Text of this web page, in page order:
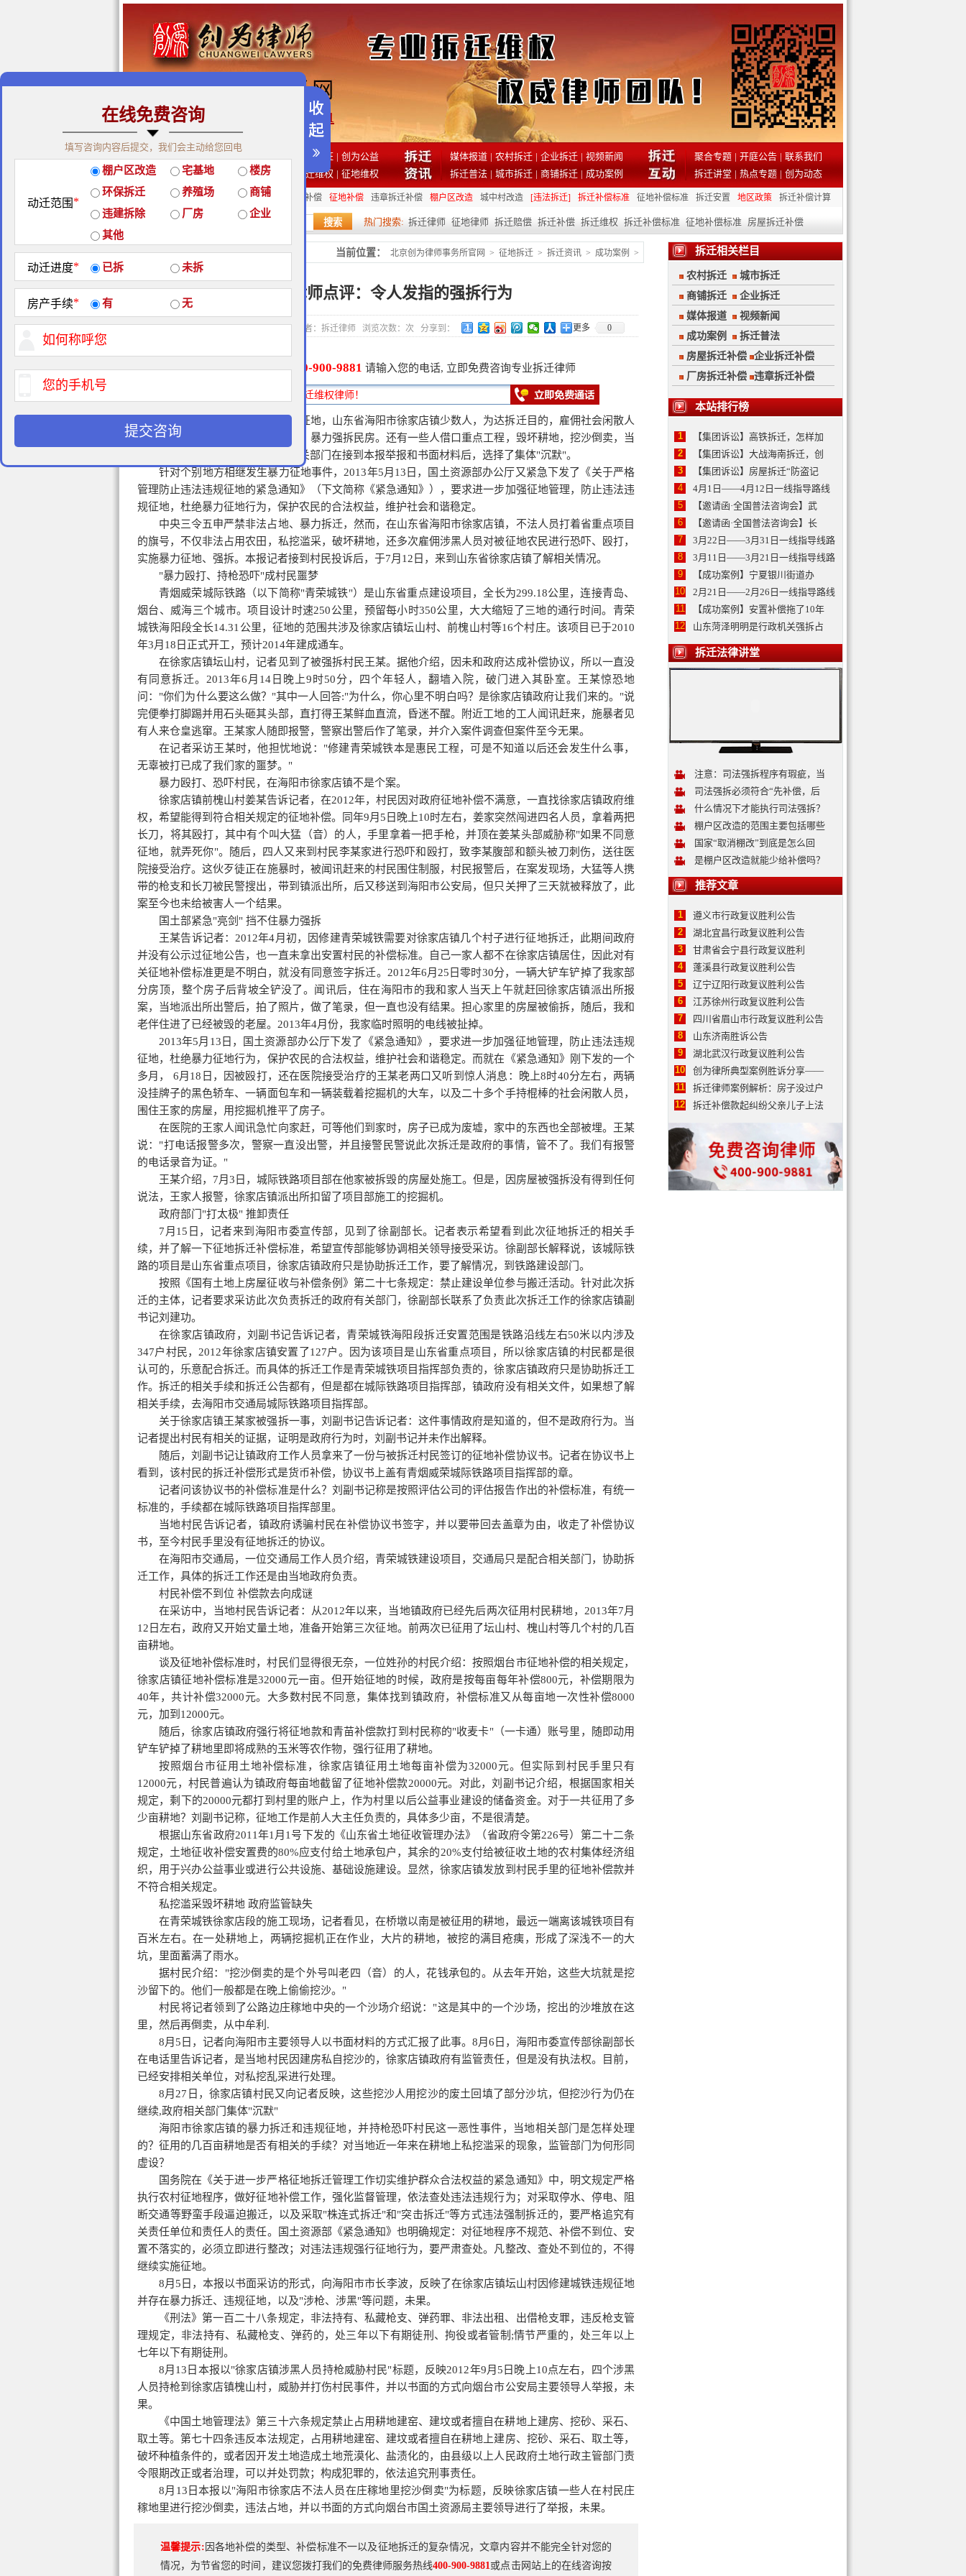
免费咨询热线：400-900-9881
客户见证 | 创为公益
经典案例 | 律师团队 拆迁维权 | 征地维权
媒体报道 | 农村拆迁 | 企业拆迁 | 视频新闻
拆迁普法 | 城市拆迁 | 商铺拆迁 | 成功案例
聚合专题 | 开庭公告 | 联系我们
拆迁讲堂 | 热点专题 | 创为动态
房屋拆迁补偿 企业拆迁补偿 厂房拆迁补偿 征地补偿 违章拆迁补偿 棚户区改造 城中村改造 [违法拆迁] 拆迁补偿标准 征地补偿标准 拆迁安置 地区政策 拆迁补偿计算
站内搜索： 热门搜索: 拆迁律师 征地律师 拆迁赔偿 拆迁补偿 拆迁维权 拆迁补偿标准 征地补偿标准 房屋拆迁补偿
成功案例 当前位置： 北京创为律师事务所官网 > 征地拆迁 > 拆迁资讯 > 成功案例 >
拆迁律师点评：令人发指的强拆行为
2014-11-17 17:54 作者：拆迁律师 浏览次数： 次 分享到： 更多 0
免费法律咨询热线:400-900-9881 请输入您的电话, 立即免费咨询专业拆迁律师
为给省重点铁路项目建设用地征地，山东省海阳市徐家店镇少数人，为达拆迁目的，雇佣社会闲散人
员夜闯民宅，持枪恐吓、殴打村民，暴力强拆民房。还有一些人借口重点工程，毁坏耕地，挖沙倒卖，当
地监管部门视而不见。地方政府有关部门在接到本报举报和书面材料后，选择了集体"沉默"。
针对个别地方相继发生暴力征地事件，2013年5月13日，国土资源部办公厅又紧急下发了《关于严格
管理防止违法违规征地的紧急通知》（下文简称《紧急通知》），要求进一步加强征地管理，防止违法违
规征地，杜绝暴力征地行为，保护农民的合法权益，维护社会和谐稳定。
中央三令五申严禁非法占地、暴力拆迁，然而，在山东省海阳市徐家店镇，不法人员打着省重点项目
的旗号，不仅非法占用农田，私挖滥采，破坏耕地，还多次雇佣涉黑人员对被征地农民进行恐吓、殴打，
实施暴力征地、强拆。本报记者接到村民投诉后，于7月12日，来到山东省徐家店镇了解相关情况。
"暴力殴打、持枪恐吓"成村民噩梦
青烟威荣城际铁路（以下简称"青荣城铁"）是山东省重点建设项目，全长为299.18公里，连接青岛、
烟台、威海三个城市。项目设计时速250公里，预留每小时350公里，大大缩短了三地的通行时间。青荣
城铁海阳段全长14.31公里，征地的范围共涉及徐家店镇坛山村、前槐山村等16个村庄。该项目已于2010
年3月18日正式开工，预计2014年建成通车。
在徐家店镇坛山村，记者见到了被强拆村民王某。据他介绍，因未和政府达成补偿协议，所以一直没
有同意拆迁。2013年6月14日晚上9时50分，四个年轻人，翻墙入院，破门进入其卧室。王某惊恐地
问："你们为什么要这么做？"其中一人回答:"为什么，你心里不明白吗？是徐家店镇政府让我们来的。"说
完便拳打脚踢并用石头砸其头部，直打得王某鲜血直流，昏迷不醒。附近工地的工人闻讯赶来，施暴者见
有人来仓皇逃窜。王某家人随即报警，警察出警后作了笔录，并介入案件调查但案件至今无果。
在记者采访王某时，他担忧地说："修建青荣城铁本是惠民工程，可是不知道以后还会发生什么事，
无辜被打已成了我们家的噩梦。"
暴力殴打、恐吓村民，在海阳市徐家店镇不是个案。
徐家店镇前槐山村姜某告诉记者，在2012年，村民因对政府征地补偿不满意，一直找徐家店镇政府维
权，希望能得到符合相关规定的征地补偿。同年9月5日晚上10时左右，姜家突然闯进四名人员，拿着两把
长刀，将其殴打，其中有个叫大猛（音）的人，手里拿着一把手枪，并顶在姜某头部威胁称"如果不同意
征地，就弄死你"。随后，四人又来到村民李某家进行恐吓和殴打，致李某腹部和额头被刀刺伤，送往医
院接受治疗。这伙歹徒正在施暴时，被闻讯赶来的村民围住制服，村民报警后，在案发现场，大猛等人携
带的枪支和长刀被民警搜出，带到镇派出所，后又移送到海阳市公安局，但只关押了三天就被释放了，此
案至今也未给被害人一个结果。
国土部紧急"亮剑" 挡不住暴力强拆
王某告诉记者：2012年4月初，因修建青荣城铁需要对徐家店镇几个村子进行征地拆迁，此期间政府
并没有公示过征地公告，也一直未拿出安置村民的补偿标准。自己一家人都不在徐家店镇居住，因此对有
关征地补偿标准更是不明白，就没有同意签字拆迁。2012年6月25日零时30分，一辆大铲车铲掉了我家部
分房顶，整个房子后背坡全铲没了。闻讯后，住在海阳市的我和家人当天上午就赶回徐家店镇派出所报
案，当地派出所出警后，拍了照片，做了笔录，但一直也没有结果。担心家里的房屋被偷拆，随后，我和
老伴住进了已经被毁的老屋。2013年4月份，我家临时照明的电线被扯掉。
2013年5月13日，国土资源部办公厅下发了《紧急通知》，要求进一步加强征地管理，防止违法违规
征地，杜绝暴力征地行为，保护农民的合法权益，维护社会和谐稳定。而就在《紧急通知》刚下发的一个
多月， 6月18日，因被殴打，还在医院接受治疗的王某老两口又听到惊人消息：晚上8时40分左右，两辆
没挂牌子的黑色轿车、一辆面包车和一辆装载着挖掘机的大车，以及二十多个手持棍棒的社会闲散人员，
围住王家的房屋，用挖掘机推平了房子。
在医院的王家人闻讯急忙向家赶，可等他们到家时，房子已成为废墟，家中的东西也全部被埋。王某
说："打电话报警多次，警察一直没出警，并且接警民警说此次拆迁是政府的事情，管不了。我们有报警
的电话录音为证。"
王某介绍，7月3日，城际铁路项目部在他家被拆毁的房屋处施工。但是，因房屋被强拆没有得到任何
说法，王家人报警，徐家店镇派出所扣留了项目部施工的挖掘机。
政府部门"打太极" 推卸责任
7月15日，记者来到海阳市委宣传部，见到了徐副部长。记者表示希望看到此次征地拆迁的相关手
续，并了解一下征地拆迁补偿标准，希望宣传部能够协调相关领导接受采访。徐副部长解释说，该城际铁
路的项目是山东省重点项目，徐家店镇政府只是协助拆迁工作，要了解情况，到铁路建设部门。
按照《国有土地上房屋征收与补偿条例》第二十七条规定：禁止建设单位参与搬迁活动。针对此次拆
迁的主体，记者要求采访此次负责拆迁的政府有关部门，徐副部长联系了负责此次拆迁工作的徐家店镇副
书记刘建功。
在徐家店镇政府，刘副书记告诉记者，青荣城铁海阳段拆迁安置范围是铁路沿线左右50米以内涉及
347户村民，2012年徐家店镇安置了127户。因为该项目是山东省重点项目，所以徐家店镇的村民都是很
认可的，乐意配合拆迁。而具体的拆迁工作是青荣城铁项目指挥部负责的，徐家店镇政府只是协助拆迁工
作。拆迁的相关手续和拆迁公告都有，但是都在城际铁路项目指挥部，镇政府没有相关文件，如果想了解
相关手续，去海阳市交通局城际铁路项目指挥部。
关于徐家店镇王某家被强拆一事，刘副书记告诉记者：这件事情政府是知道的，但不是政府行为。当
记者提出村民有相关的证据，证明是政府行为时，刘副书记并未作出解释。
随后，刘副书记让镇政府工作人员拿来了一份与被拆迁村民签订的征地补偿协议书。记者在协议书上
看到，该村民的拆迁补偿形式是货币补偿，协议书上盖有青烟威荣城际铁路项目指挥部的章。
记者问该协议书的补偿标准是什么？刘副书记称是按照评估公司的评估报告作出的补偿标准，有统一
标准的，手续都在城际铁路项目指挥部里。
当地村民告诉记者，镇政府诱骗村民在补偿协议书签字，并以要带回去盖章为由，收走了补偿协议
书，至今村民手里没有征地拆迁的协议。
在海阳市交通局，一位交通局工作人员介绍，青荣城铁建设项目，交通局只是配合相关部门，协助拆
迁工作，具体的拆迁工作还是由当地政府负责。
村民补偿不到位 补偿款去向成谜
在采访中，当地村民告诉记者：从2012年以来，当地镇政府已经先后两次征用村民耕地，2013年7月
12日左右，政府又开始丈量土地，准备开始第三次征地。前两次已征用了坛山村、槐山村等几个村的几百
亩耕地。
谈及征地补偿标准时，村民们显得很无奈，一位姓孙的村民介绍：按照烟台市征地补偿的相关规定，
徐家店镇征地补偿标准是32000元一亩。但开始征地的时候，政府是按每亩每年补偿800元，补偿期限为
40年，共计补偿32000元。大多数村民不同意，集体找到镇政府，补偿标准又从每亩地一次性补偿8000
元，加到12000元。
随后，徐家店镇政府强行将征地款和青苗补偿款打到村民称的"收麦卡"（一卡通）账号里，随即动用
铲车铲掉了耕地里即将成熟的玉米等农作物，强行征用了耕地。
按照烟台市征用土地补偿标准，徐家店镇征用土地每亩补偿为32000元。但实际到村民手里只有
12000元，村民普遍认为镇政府每亩地截留了征地补偿款20000元。对此，刘副书记介绍，根据国家相关
规定，剩下的20000元都打到村里的账户上，作为村里以后公益事业建设的储备资金。对于一共征用了多
少亩耕地？刘副书记称，征地工作是前人大主任负责的，具体多少亩，不是很清楚。
根据山东省政府2011年1月1号下发的《山东省土地征收管理办法》（省政府令第226号）第二十二条
规定，土地征收补偿安置费的80%应支付给土地承包户，其余的20%支付给被征收土地的农村集体经济组
织，用于兴办公益事业或进行公共设施、基础设施建设。显然，徐家店镇发放到村民手里的征地补偿款并
不符合相关规定。
私挖滥采毁坏耕地 政府监管缺失
在青荣城铁徐家店段的施工现场，记者看见，在桥墩以南是被征用的耕地，最远一端离该城铁项目有
百米左右。在一处耕地上，两辆挖掘机正在作业，大片的耕地，被挖的满目疮痍，形成了深浅不一的大
坑，里面蓄满了雨水。
据村民介绍："挖沙倒卖的是个外号叫老四（音）的人，花钱承包的。从去年开始，这些大坑就是挖
沙留下的。他们一般都是在晚上偷偷挖沙。"
村民将记者领到了公路边庄稼地中央的一个沙场介绍说："这是其中的一个沙场，挖出的沙堆放在这
里，然后再倒卖，从中牟利.
8月5日，记者向海阳市主要领导人以书面材料的方式汇报了此事。8月6日，海阳市委宣传部徐副部长
在电话里告诉记者，是当地村民因建房私自挖沙的，徐家店镇政府有监管责任，但是没有执法权。目前，
已经安排相关单位，对私挖乱采进行处理。
8月27日，徐家店镇村民又向记者反映，这些挖沙人用挖沙的废土回填了部分沙坑，但挖沙行为仍在
继续,政府相关部门集体"沉默"
海阳市徐家店镇的暴力拆迁和违规征地，并持枪恐吓村民这一恶性事件，当地相关部门是怎样处理
的？征用的几百亩耕地是否有相关的手续？对当地近一年来在耕地上私挖滥采的现象，监管部门为何形同
虚设？
国务院在《关于进一步严格征地拆迁管理工作切实维护群众合法权益的紧急通知》中，明文规定严格
执行农村征地程序，做好征地补偿工作，强化监督管理，依法查处违法违规行为；对采取停水、停电、阻
断交通等野蛮手段逼迫搬迁，以及采取"株连式拆迁"和"突击拆迁"等方式违法强制拆迁的，要严格追究有
关责任单位和责任人的责任。国土资源部《紧急通知》也明确规定：对征地程序不规范、补偿不到位、安
置不落实的，必须立即进行整改；对违法违规强行征地行为，要严肃查处。凡整改、查处不到位的，不得
继续实施征地。
8月5日，本报以书面采访的形式，向海阳市市长李波，反映了在徐家店镇坛山村因修建城铁违规征地
并存在暴力拆迁、违规征地，以及"涉枪、涉黑"等问题，未果。
《刑法》第一百二十八条规定，非法持有、私藏枪支、弹药罪、非法出租、出借枪支罪，违反枪支管
理规定，非法持有、私藏枪支、弹药的，处三年以下有期徒刑、拘役或者管制;情节严重的，处三年以上
七年以下有期徒刑。
8月13日本报以"徐家店镇涉黑人员持枪威胁村民"标题，反映2012年9月5日晚上10点左右，四个涉黑
人员持枪到徐家店镇槐山村，威胁并打伤村民事件，并以书面的方式向烟台市公安局主要领导人举报，未
果。
《中国土地管理法》第三十六条规定禁止占用耕地建窑、建坟或者擅自在耕地上建房、挖砂、采石、
取土等。第七十四条违反本法规定，占用耕地建窑、建坟或者擅自在耕地上建房、挖砂、采石、取土等，
破坏种植条件的，或者因开发土地造成土地荒漠化、盐渍化的，由县级以上人民政府土地行政主管部门责
令限期改正或者治理，可以并处罚款；构成犯罪的，依法追究刑事责任。
8月13日本报以"海阳市徐家店不法人员在庄稼地里挖沙倒卖"为标题，反映徐家店镇一些人在村民庄
稼地里进行挖沙倒卖，违法占地，并以书面的方式向烟台市国土资源局主要领导进行了举报，未果。
温馨提示: 因各地补偿的类型、补偿标准不一以及征地拆迁的复杂情况，文章内容并不能完全针对您的
情况，为节省您的时间，建议您拨打我们的免费律师服务热线400-900-9881或点击网站上的在线咨询按
拆迁相关栏目
农村拆迁
城市拆迁
商铺拆迁
企业拆迁
媒体报道
视频新闻
成功案例
拆迁普法
房屋拆迁补偿
企业拆迁补偿
厂房拆迁补偿
违章拆迁补偿
本站排行榜
1
【集团诉讼】高铁拆迁，怎样加
2
【集团诉讼】大战海南拆迁，创
3
【集团诉讼】房屋拆迁“防盗记
4
4月1日——4月12日一线指导路线
5
【邀请函·全国普法咨询会】武
6
【邀请函·全国普法咨询会】长
7
3月22日——3月31日一线指导线路
8
3月11日——3月21日一线指导线路
9
【成功案例】宁夏银川街道办
10
2月21日——2月26日一线指导路线
11
【成功案例】安置补偿拖了10年
12
山东菏泽明明是行政机关强拆占
拆迁法律讲堂
注意：司法强拆程序有瑕疵，当
司法强拆必须符合“先补偿，后
什么情况下才能执行司法强拆？
棚户区改造的范围主要包括哪些
国家“取消棚改”到底是怎么回
是棚户区改造就能少给补偿吗？
推荐文章
1
遵义市行政复议胜利公告
2
湖北宜昌行政复议胜利公告
3
甘肃省会宁县行政复议胜利
4
蓬溪县行政复议胜利公告
5
辽宁辽阳行政复议胜利公告
6
江苏徐州行政复议胜利公告
7
四川省眉山市行政复议胜利公告
8
山东济南胜诉公告
9
湖北武汉行政复议胜利公告
10
创为律所典型案例胜诉分享——
11
拆迁律师案例解析：房子没过户
12
拆迁补偿款起纠纷父亲儿子上法
在线免费咨询
填写咨询内容后提交，我们会主动给您回电
动迁范围 *
棚户区改造 宅基地
楼房
环保拆迁
养殖场
商铺
违建拆除
厂房
企业
其他
动迁进度* 已拆 未拆
房产手续* 有 无
提交咨询